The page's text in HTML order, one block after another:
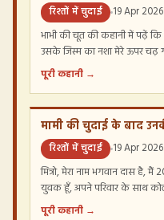
रिश्तों में चुदाई 19 Apr 2026
भाभी की चूत की कहानी में पढ़ें
उसके जिस्म का नशा मेरे ऊपर चढ़
पूरी कहानी →
मामी की चुदाई के बाद
रिश्तों में चुदाई 19 Apr 2026
मित्रो, मेरा नाम भगवान दास है,
युवक हूँ, अपने परिवार के साथ
पूरी कहानी →